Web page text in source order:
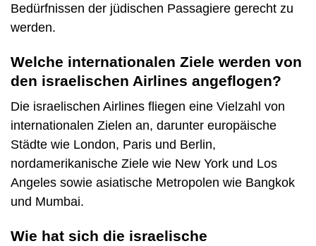
Bedürfnissen der jüdischen Passagiere gerecht zu
werden.
Welche internationalen Ziele werden von
den israelischen Airlines angeflogen?
Die israelischen Airlines fliegen eine Vielzahl von
internationalen Zielen an, darunter europäische
Städte wie London, Paris und Berlin,
nordamerikanische Ziele wie New York und Los
Angeles sowie asiatische Metropolen wie Bangkok
und Mumbai.
Wie hat sich die israelische